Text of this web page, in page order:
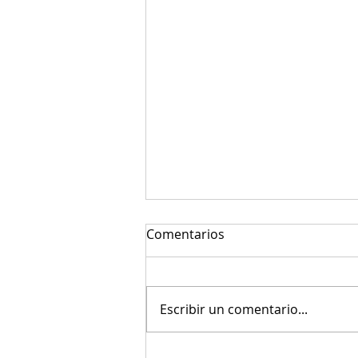
A mi abuelita Amanda
Comentarios
Escribir un comentario...